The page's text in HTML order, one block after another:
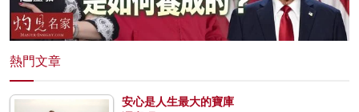
熱門文章
安心是人生最大的寶庫